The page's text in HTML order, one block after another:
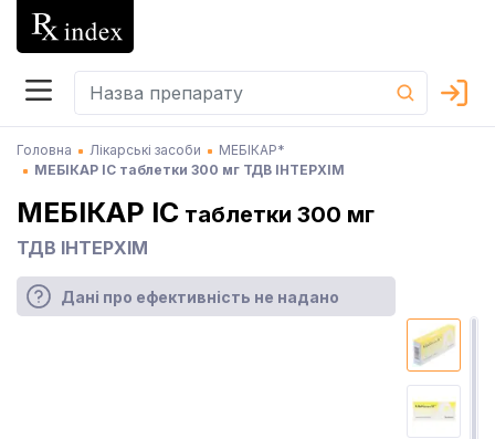
Головна Лікарські засоби
МЕБІКАР*
МЕБІКАР ІС таблетки 300 мг ТДВ ІНТЕРХІМ
МЕБІКАР ІС таблетки 300 мг
ТДВ ІНТЕРХІМ
Дані про ефективність не надано